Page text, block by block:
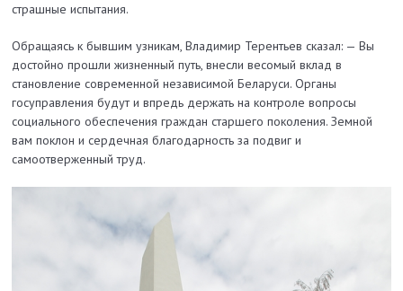
страшные испытания.
Обращаясь к бывшим узникам, Владимир Терентьев сказал: — Вы
достойно прошли жизненный путь, внесли весомый вклад в
становление современной независимой Беларуси. Органы
госуправления будут и впредь держать на контроле вопросы
социального обеспечения граждан старшего поколения. Земной
вам поклон и сердечная благодарность за подвиг и
самоотверженный труд.